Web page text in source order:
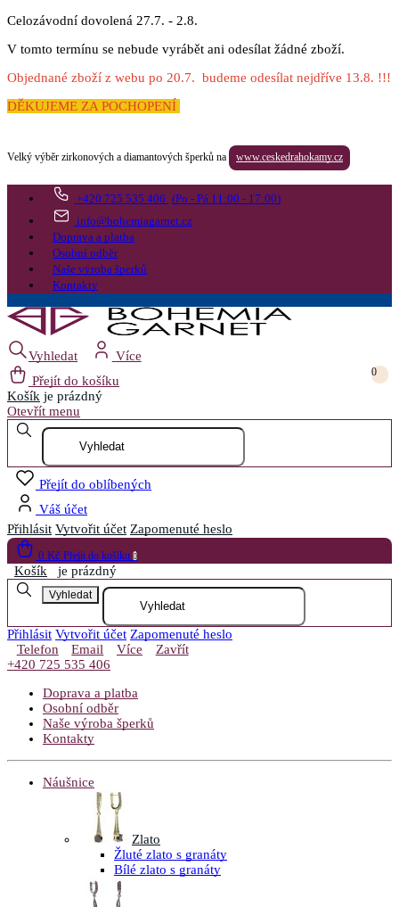
Celozávodní dovolená 27.7. - 2.8.
V tomto termínu se nebude vyrábět ani odesílat žádné zboží.
Objednané zboží z webu po 20.7. budeme odesílat nejdříve 13.8. !!!
DĚKUJEME ZA POCHOPENÍ
Velký výběr zirkonových a diamantových šperků na www.ceskedrahokamy.cz
+420 725 535 406 (Po - Pá 11:00 - 17:00)
info@bohemiagarnet.cz
Doprava a platba
Osobní odběr
Naše výroba šperků
Kontakty
Vyhledat
Více
Přejít do košíku
0
Košík je prázdný
Otevřít menu
Přejít do oblíbených
Váš účet
Přihlásit Vytvořit účet Zapomenuté heslo
0 Kč Přejít do košíku 0
Košík je prázdný
Vyhledat
Přihlásit Vytvořit účet Zapomenuté heslo
Telefon
Email Více
Zavřít
+420 725 535 406
Doprava a platba
Osobní odběr
Naše výroba šperků
Kontakty
Náušnice
Zlato
Žluté zlato s granáty
Bílé zlato s granáty